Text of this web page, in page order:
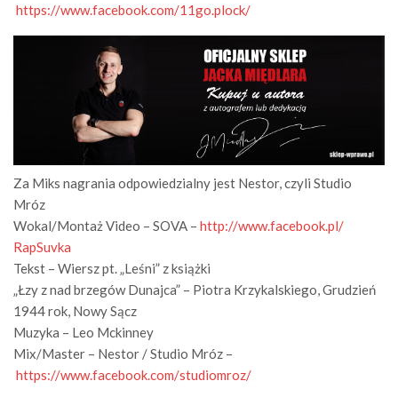
https://www.facebook.com/11go.plock/
Za Miks nagrania odpowiedzialny jest Nestor, czyli Studio
Mróz
Wokal/Montaż Video – SOVA – http://www.facebook.pl/
RapSuvka
Tekst – Wiersz pt. „Leśni” z książki
„Łzy z nad brzegów Dunajca” – Piotra Krzykalskiego, Grudzień
1944 rok, Nowy Sącz
Muzyka – Leo Mckinney
Mix/Master – Nestor / Studio Mróz –
https://www.facebook.com/studiomroz/